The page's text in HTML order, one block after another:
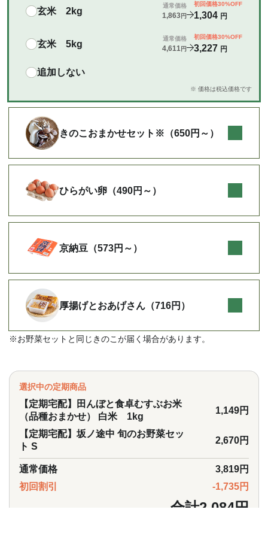
玄米 2kg
通常価格
1,863円
初回価格30%OFF
1,304 円
玄米 5kg
通常価格
4,611 円
初回価格30%OFF
3,227 円
追加しない
※ 価格は税込価格です
きのこおまかせセット※（650円～）
ひらがい卵（490円～）
京納豆（573円～）
厚揚げとおあげさん（716円）
※お野菜セットと同じきのこが届く場合があります。
選択中の定期商品
【定期宅配】田んぼと食卓むすぶお米
（品種おまかせ） 白米 1kg
1,149円
【定期宅配】坂ノ途中 旬のお野菜セッ
ト S
2,670円
通常価格
3,819円
初回割引
-1,735円
合計2,084円